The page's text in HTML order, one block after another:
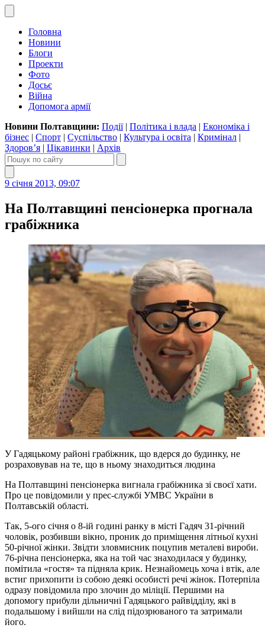
Головна
Новини
Блоги
Проекти
Фото
Досьє
Війна
Допомога армії
Новини Полтавщини: Події| Політика і влада | Економіка і
бізнес | Спорт | Суспільство | Культура і освіта | Кримінал |
Здоров’я | Цікавинки | Архів
9 січня 2013, 09:07
На Полтавщині пенсіонерка прогнала
грабіжника
У Гадяцькому районі грабіжник, що вдерся до будинку, не
розраховував на те, що в ньому знаходиться людина
На Полтавщині пенсіонерка вигнала грабіжника зі своєї хати.
Про це повідомили у прес-службі УМВС України в
Полтавській області.
Так, 5-ого січня о 8-ій годині ранку в місті Гадяч 31-річний
чоловік, розбивши вікно, проник до приміщення літньої кухні
50-річної жінки. Звідти зловмисник поцупив металеві вироби.
76-річна пенсіонерка, яка на той час знаходилася у будинку,
помітила «гостя» та підняла крик. Незнайомець хоча і втік, але
встиг прихопити із собою деякі особисті речі жінок. Потерпіла
одразу повідомила про злочин до міліції. Першими на
допомогу прибули дільничні Гадяцького райвідділу, які в
подальшому і вийшли на слід підозрюваного та затримали
його.